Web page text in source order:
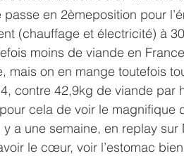
passe en 2èmeposition pour
(chauffage et électricité) à
moins de viande en
mais on en mange toutefois
contre 42,9kg de viande par
cela de voir le magnifique
a une semaine, en replay
le cœur, voir l’estomac